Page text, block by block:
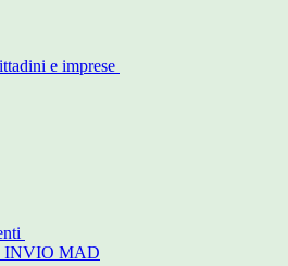
e imprese
INVIO MAD